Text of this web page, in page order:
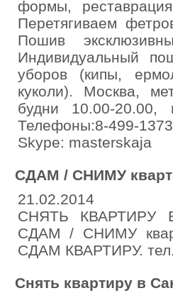
формы,
Перетягиваем
Пошив
Индивидуальный
уборов (кипы,
куколи). Москва,
будни 10.00-20.00,
Телефоны:8-499-
Skype: masterskaja
СДАМ / СНИМУ
21.02.2014
СНЯТЬ КВАРТИРУ
СДАМ / СНИМУ
СДАМ КВАРТИРУ.
Снять квартиру в